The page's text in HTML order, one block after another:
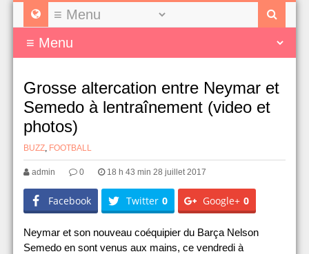
Grosse altercation entre Neymar et
Semedo à lentraînement (video et
photos)
BUZZ, FOOTBALL
admin 0 18 h 43 min 28 juillet 2017
Facebook Twitter 0 Google+ 0
Neymar et son nouveau coéquipier du Barça Nelson
Semedo en sont venus aux mains, ce vendredi à